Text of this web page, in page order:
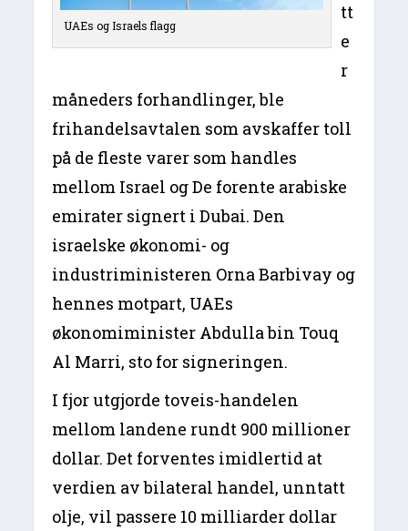
UAEs og Israels flagg
tt
e
r
måneders forhandlinger, ble
frihandelsavtalen som avskaffer toll
på de fleste varer som handles
mellom Israel og De forente arabiske
emirater signert i Dubai. Den
israelske økonomi- og
industriministeren Orna Barbivay og
hennes motpart, UAEs
økonomiminister Abdulla bin Touq
Al Marri, sto for signeringen.
I fjor utgjorde toveis-handelen
mellom landene rundt 900 millioner
dollar. Det forventes imidlertid at
verdien av bilateral handel, unntatt
olje, vil passere 10 milliarder dollar